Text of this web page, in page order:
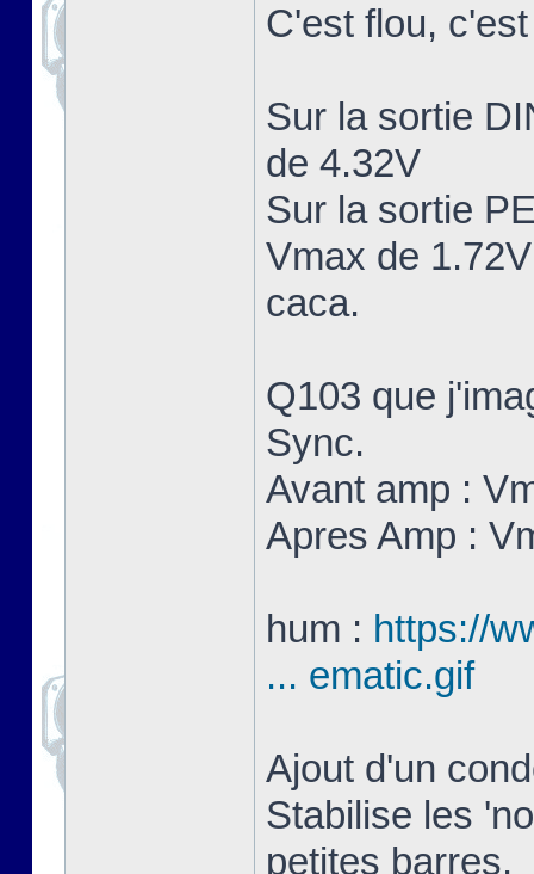
C'est flou,
Sur la sortie
de 4.32V
Sur la sortie
Vmax de
caca.
Q103 que
Sync.
Avant amp :
Apres Amp :
hum : https://
... ematic.gif
Ajout d'un
Stabilise les
petites barres.